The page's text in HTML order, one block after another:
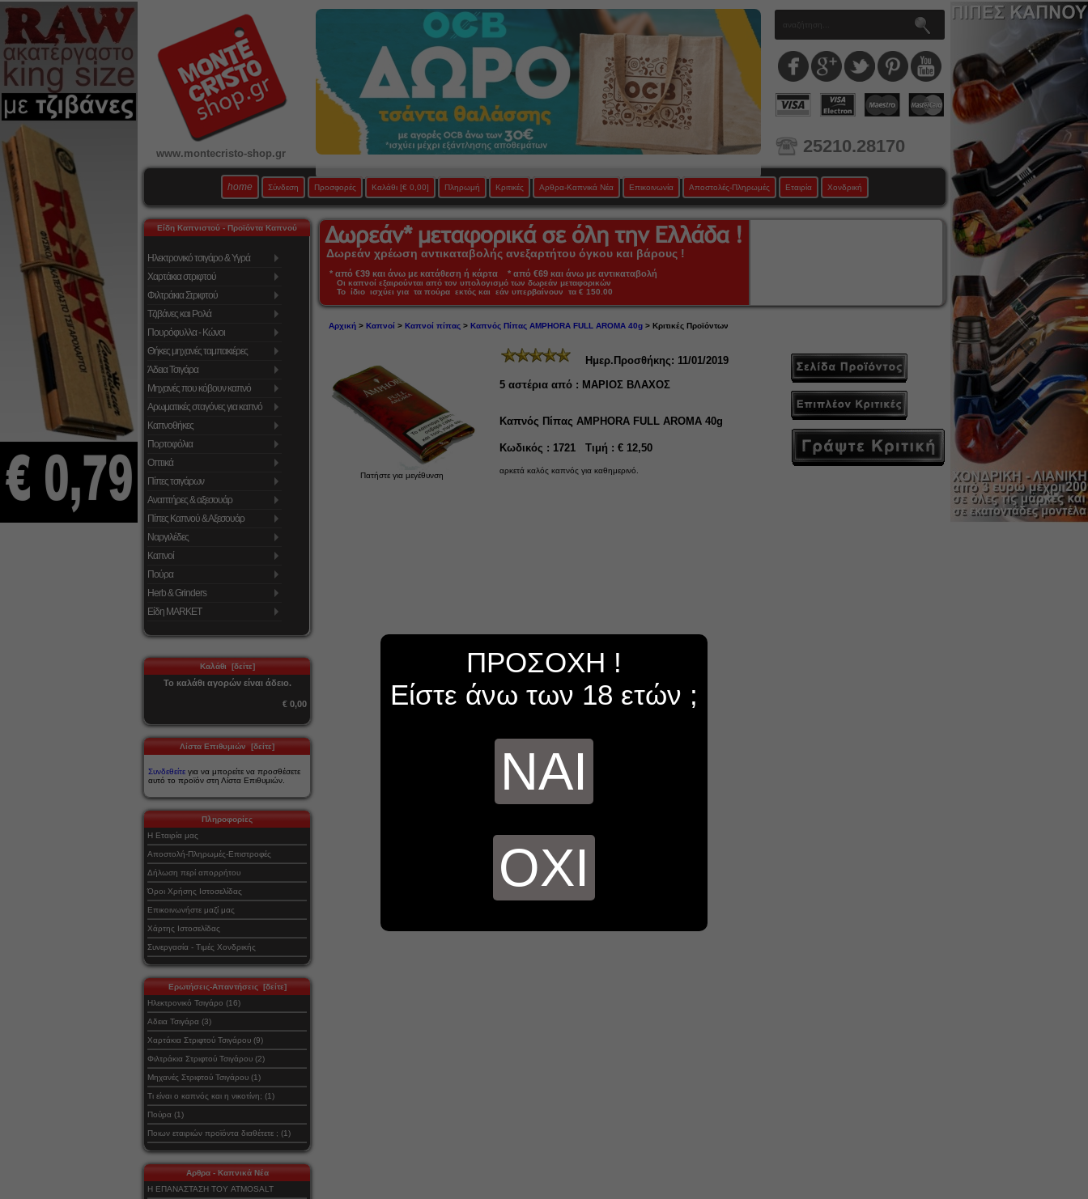
www.montecristo-shop.gr 25210.28170
home Σύνδεση Προσφορές Καλάθι [€ 0,00] Πληρωμή Κριτικές Αρθρα-Καπνικά Νέα Επικοινωνία Αποστολές-Πληρωμές Εταιρία Χονδρική
Είδη Καπνιστού - Προϊόντα Καπνού
Ηλεκτρονικό τσιγάρο & Υγρά
Χαρτάκια στριφτού
Φιλτράκια Στριφτού
Τζιβάνες και Ρολά
Πουρόφυλλα - Κώνοι
Θήκες μηχανές ταμπακιέρες
Άδεια Τσιγάρα
Μηχανές που κόβουν καπνό
Αρωματικές σταγόνες για καπνό
Καπνοθήκες
Πορτοφόλια
Οπτικά
Πίπες τσιγάρων
Αναπτήρες & αξεσουάρ
Πίπες Καπνού & Αξεσουάρ
Ναργιλέδες
Καπνοί
Πούρα
Herb & Grinders
Είδη MARKET
Καλάθι [δείτε]
Το καλάθι αγορών είναι άδειο.
€ 0,00
Λίστα Επιθυμιών [δείτε]
Συνδεθείτε για να μπορείτε να προσθέσετε
αυτό το προϊόν στη Λίστα Επιθυμιών.
Πληροφορίες
Η Εταιρία μας
Αποστολή-Πληρωμές-Επιστροφές
Δήλωση περί απορρήτου
Όροι Χρήσης Ιστοσελίδας
Επικοινωνήστε μαζί μας
Χάρτης Ιστοσελίδας
Συνεργασία - Τιμές Χονδρικής
Ερωτήσεις-Απαντήσεις [δείτε]
Ηλεκτρονικό Τσιγάρο (16)
Αδεια Τσιγάρα (3)
Χαρτάκια Στριφτού Τσιγάρου (9)
Φιλτράκια Στριφτού Τσιγάρου (2)
Μηχανές Στριφτού Τσιγάρου (1)
Τι είναι ο καπνός και η νικοτίνη; (1)
Πούρα (1)
Ποιων εταιριών προϊόντα διαθέτετε ; (1)
Αρθρα - Καπνικά Νέα
Η ΕΠΑΝΑΣΤΑΣΗ ΤΟΥ ATMOSALT
Δωρεάν χρέωση αντικαταβολής ανεξαρτήτου όγκου και βάρους !
* από €39 και άνω με κατάθεση ή κάρτα * από €69 και άνω με αντικαταβολή
Οι καπνοί εξαιρούνται από τον υπολογισμό των δωρεάν μεταφορικών
Το ίδιο ισχύει για τα πούρα εκτός και εάν υπερβαίνουν τα € 150.00
Αρχική> Καπνοί> Καπνοί πίπας> Καπνός Πίπας AMPHORA FULL AROMA 40g> Κριτικές Προϊόντων
Πατήστε για μεγέθυνση
Ημερ.Προσθήκης: 11/01/2019
5 αστέρια από : ΜΑΡΙΟΣ ΒΛΑΧΟΣ
Καπνός Πίπας AMPHORA FULL AROMA 40g
Κωδικός : 1721 Τιμή : € 12,50
αρκετά καλός καπνός για καθημερινό.
ΠΡΟΣΟΧΗ !
Είστε άνω των 18 ετών ;
ΝΑΙ
ΟΧΙ